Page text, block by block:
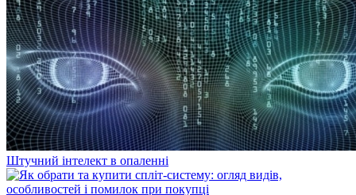
Штучний інтелект в опаленні